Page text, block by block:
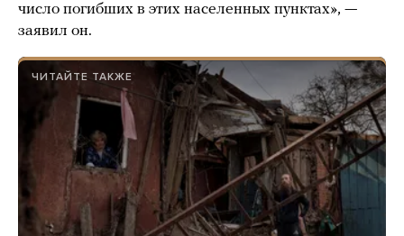
число погибших в этих населенных пунктах», —
заявил он.
ЧИТАЙТЕ ТАКЖЕ